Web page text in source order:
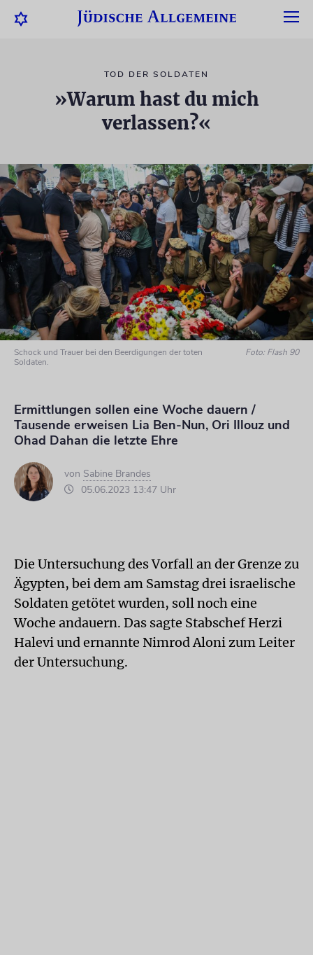
TOD DER SOLDATEN
»Warum hast du mich
verlassen?«
Schock und Trauer bei den Beerdigungen der toten
Soldaten.
Foto: Flash 90
Ermittlungen sollen eine Woche dauern /
Tausende erweisen Lia Ben-Nun, Ori Illouz und
Ohad Dahan die letzte Ehre
von Sabine Brandes
05.06.2023 13:47 Uhr
Die Untersuchung des Vorfall an der Grenze zu
Ägypten, bei dem am Samstag drei israelische
Soldaten getötet wurden, soll noch eine
Woche andauern. Das sagte Stabschef Herzi
Halevi und ernannte Nimrod Aloni zum Leiter
der Untersuchung.